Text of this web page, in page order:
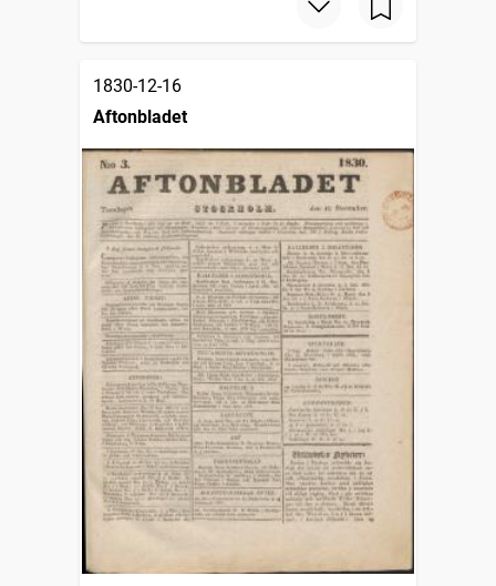
1830-12-16
Aftonbladet